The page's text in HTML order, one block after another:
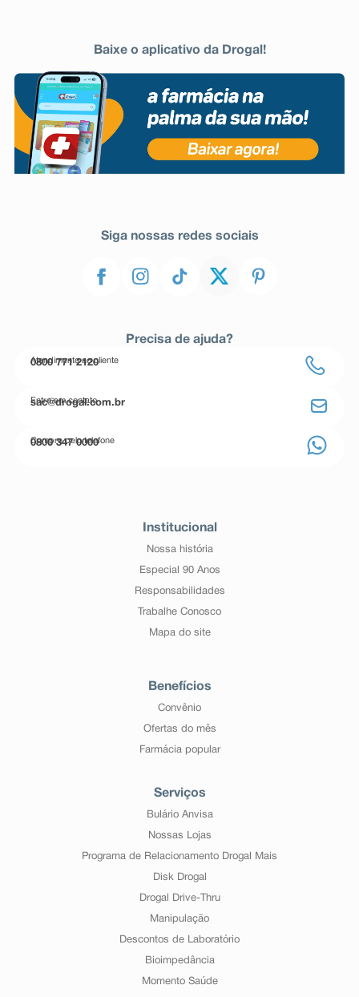
Baixe o aplicativo da Drogal!
Siga nossas redes sociais
Precisa de ajuda?
Atendimento ao cliente
0800 771 2120
Entre em contato
sac@drogal.com.br
Compre pelo telefone
0800 347 0000
Institucional
Nossa história
Especial 90 Anos
Responsabilidades
Trabalhe Conosco
Mapa do site
Benefícios
Convênio
Ofertas do mês
Farmácia popular
Serviços
Bulário Anvisa
Nossas Lojas
Programa de Relacionamento Drogal Mais
Disk Drogal
Drogal Drive-Thru
Manipulação
Descontos de Laboratório
Bioimpedância
Momento Saúde